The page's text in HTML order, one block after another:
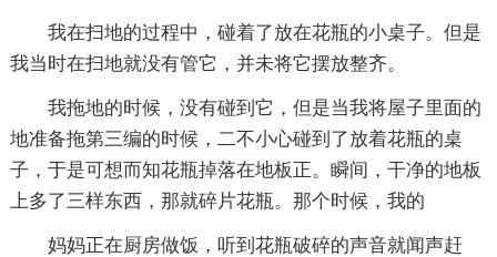
我在扫地的过程中，碰着了放在花瓶的小桌子。但是
我当时在扫地就没有管它，并未将它摆放整齐。
我拖地的时候，没有碰到它，但是当我将屋子里面的
地准备拖第三编的时候，二不小心碰到了放着花瓶的桌
子，于是可想而知花瓶掉落在地板正。瞬间，干净的地板
上多了三样东西，那就碎片花瓶。那个时候，我的
妈妈正在厨房做饭，听到花瓶破碎的声音就闻声赶